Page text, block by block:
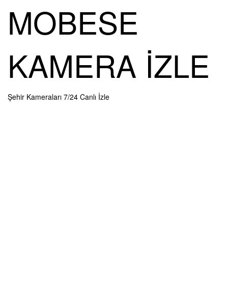
content
MOBESE
KAMERA İZLE
Şehir Kameraları 7/24 Canlı İzle